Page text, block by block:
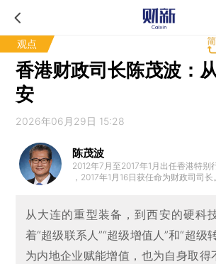
观点
香港财政司长陈茂波：
安
2026年06月29日 15:28
陈茂波
2012年7月至2017年1月出任香港特别
，2017年1月16日获任命为财政司司
局主席、西九文化区管理局董事局成
官方委员和香港中文大学校董会成员
从大连的重型装备，到西安的硬科
着“超级联系人”“超级增值人”和“超级
为内地企业赋能增值，也为自身取得